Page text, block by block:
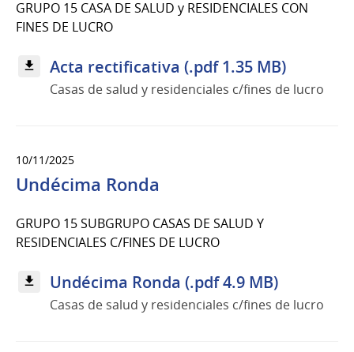
GRUPO 15 CASA DE SALUD y RESIDENCIALES CON
FINES DE LUCRO
Acta rectificativa (.pdf 1.35 MB)
Casas de salud y residenciales c/fines de lucro
10/11/2025
Undécima Ronda
GRUPO 15 SUBGRUPO CASAS DE SALUD Y
RESIDENCIALES C/FINES DE LUCRO
Undécima Ronda (.pdf 4.9 MB)
Casas de salud y residenciales c/fines de lucro